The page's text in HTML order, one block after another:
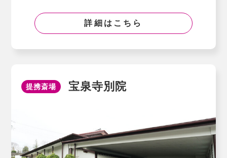
詳細はこちら
提携斎場 宝泉寺別院